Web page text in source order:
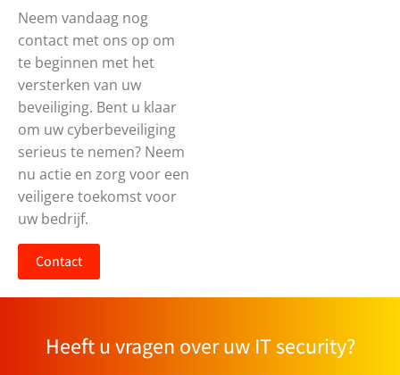
Neem vandaag nog
contact met ons op om
te beginnen met het
versterken van uw
beveiliging. Bent u klaar
om uw cyberbeveiliging
serieus te nemen? Neem
nu actie en zorg voor een
veiligere toekomst voor
uw bedrijf.
Contact
Heeft u vragen over uw IT security?